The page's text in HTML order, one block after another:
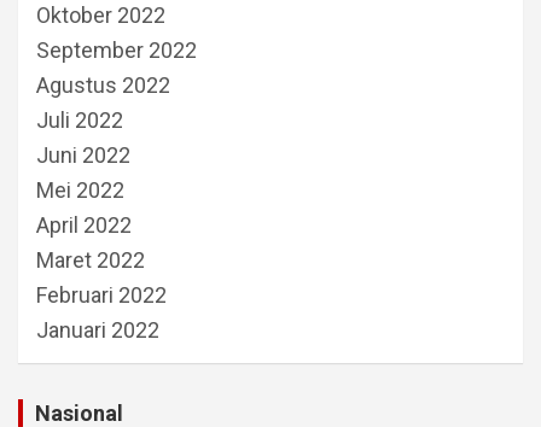
Oktober 2022
September 2022
Agustus 2022
Juli 2022
Juni 2022
Mei 2022
April 2022
Maret 2022
Februari 2022
Januari 2022
Nasional